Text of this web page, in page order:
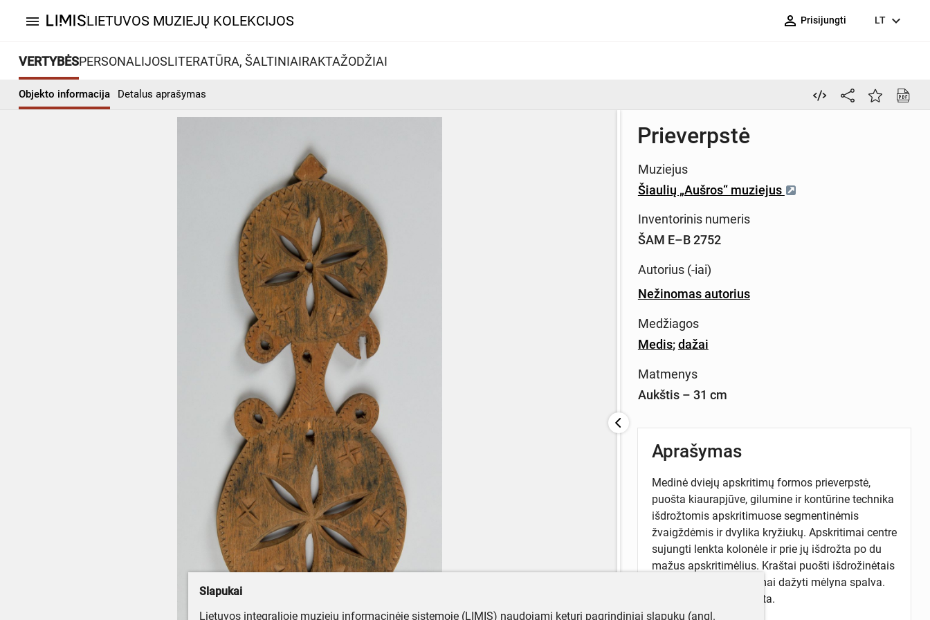
menu LIETUVOS MUZIEJŲ KOLEKCIJOS person_outline Prisijungti LT expand_more
VERTYBĖSPERSONALIJOSLITERATŪRA, ŠALTINIAIRAKTAŽODŽIAI
Objekto informacija Detalus aprašymas
Prieverpstė
Muziejus
Šiaulių „Aušros“ muziejus
Inventorinis numeris
ŠAM E–B 2752
Autorius (-iai)
Nežinomas autorius
Medžiagos
Medis;dažai
Matmenys
Aukštis – 31 cm
Aprašymas
Medinė dviejų apskritimų formos prieverpstė,
puošta kiaurapjūve, gilumine ir kontūrine technika
išdrožtomis apskritimuose segmentinėmis
žvaigždėmis ir dvylika kryžiukų. Apskritimai centre
sujungti lenkta kolonėle ir prie jų išdrožta po du
mažus apskritimėlius. Kraštai puošti išdrožinėtais
trikampėliais. Apskritimai dažyti mėlyna spalva.
Vidinė pusė nedekoruota.
Slapukai
Lietuvos integralioje muziejų informacinėje sistemoje (LIMIS) naudojami keturi pagrindiniai slapukų (angl.